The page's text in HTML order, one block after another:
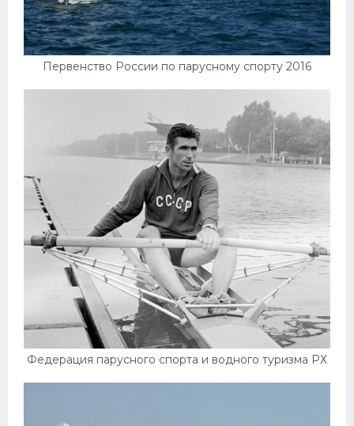
Первенство России по парусному спорту 2016
Федерация парусного спорта и водного туризма РХ